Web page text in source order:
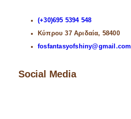
(+30)695 5394 548
Κύπρου 37 Αριδαία, 58400
fosfantasyofshiny@gmail.com
Social Media